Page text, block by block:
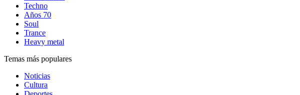
Techno
Años 70
Soul
Trance
Heavy metal
Temas más populares
Noticias
Cultura